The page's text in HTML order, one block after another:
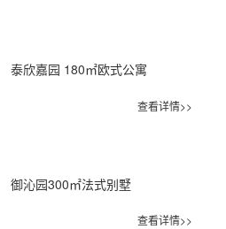
泰欣嘉园 180㎡欧式公寓
查看详情>>
御沁园300㎡法式别墅
查看详情>>